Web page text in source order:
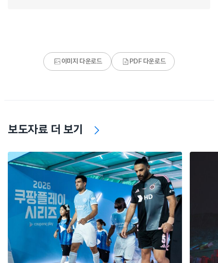
이미지 다운로드 PDF 다운로드
보도자료 더 보기